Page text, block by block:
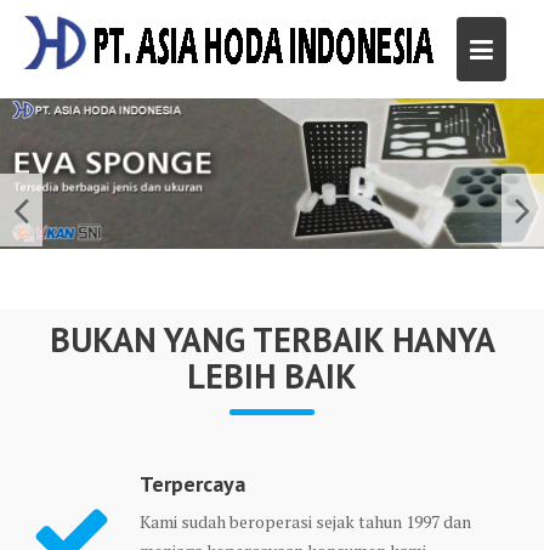
Skip
content
BUKAN YANG TERBAIK HANYA
LEBIH BAIK
Terpercaya
Kami sudah beroperasi sejak tahun 1997 dan